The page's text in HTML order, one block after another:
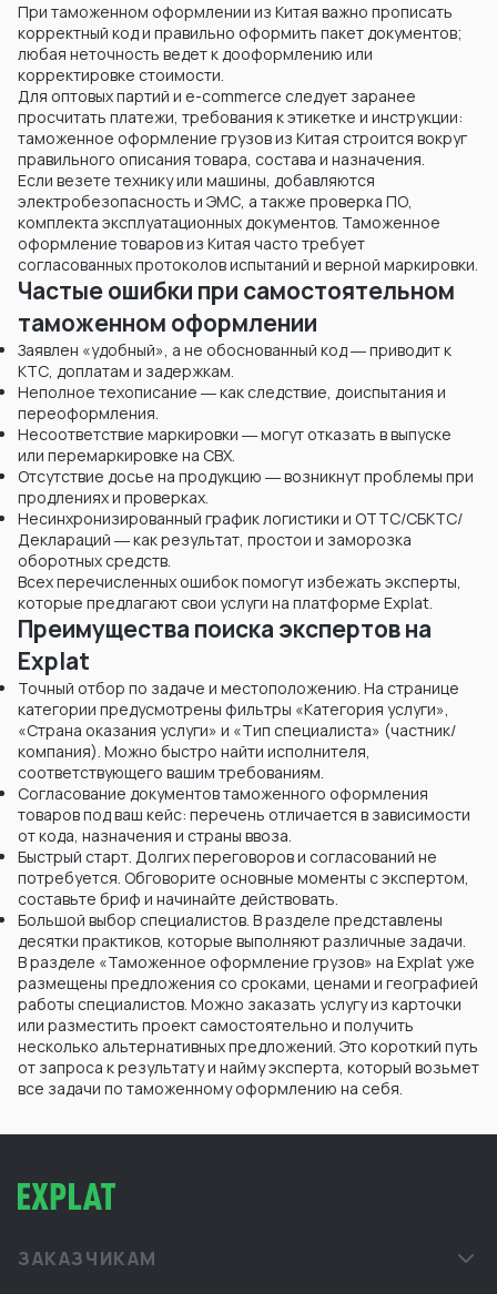
При таможенном оформлении из Китая важно прописать
корректный код и правильно оформить пакет документов;
любая неточность ведет к дооформлению или
корректировке стоимости.
Для оптовых партий и e-commerce следует заранее
просчитать платежи, требования к этикетке и инструкции:
таможенное оформление грузов из Китая строится вокруг
правильного описания товара, состава и назначения.
Если везете технику или машины, добавляются
электробезопасность и ЭМС, а также проверка ПО,
комплекта эксплуатационных документов. Таможенное
оформление товаров из Китая часто требует
согласованных протоколов испытаний и верной маркировки.
Частые ошибки при самостоятельном
таможенном оформлении
Заявлен «удобный», а не обоснованный код ― приводит к
KТС, доплатам и задержкам.
Неполное техописание ― как следствие, доиспытания и
переоформления.
Несоответствие маркировки ― могут отказать в выпуске
или перемаркировке на СВХ.
Отсутствие досье на продукцию ― возникнут проблемы при
продлениях и проверках.
Несинхронизированный график логистики и ОТТС/СБКТС/
Деклараций ― как результат, простои и заморозка
оборотных средств.
Всех перечисленных ошибок помогут избежать эксперты,
которые предлагают свои услуги на платформе Explat.
Преимущества поиска экспертов на
Explat
Точный отбор по задаче и местоположению. На странице
категории предусмотрены фильтры «Категория услуги»,
«Страна оказания услуги» и «Тип специалиста» (частник/
компания). Можно быстро найти исполнителя,
соответствующего вашим требованиям.
Согласование документов таможенного оформления
товаров под ваш кейс: перечень отличается в зависимости
от кода, назначения и страны ввоза.
Быстрый старт. Долгих переговоров и согласований не
потребуется. Обговорите основные моменты с экспертом,
составьте бриф и начинайте действовать.
Большой выбор специалистов. В разделе представлены
десятки практиков, которые выполняют различные задачи.
В разделе «Таможенное оформление грузов» на Explat уже
размещены предложения со сроками, ценами и географией
работы специалистов. Можно заказать услугу из карточки
или разместить проект самостоятельно и получить
несколько альтернативных предложений. Это короткий путь
от запроса к результату и найму эксперта, который возьмет
все задачи по таможенному оформлению на себя.
ЗАКАЗЧИКАМ